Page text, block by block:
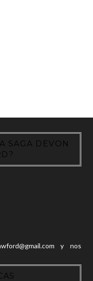
SAGA DEVON
y nos